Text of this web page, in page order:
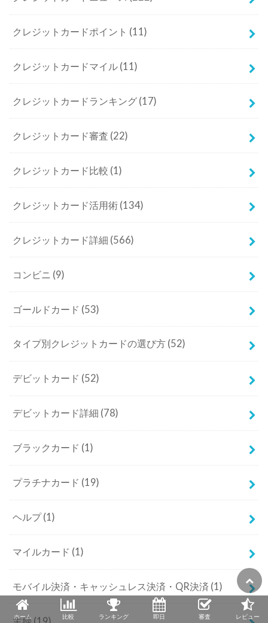
クレジットカードポイント (11)
クレジットカードマイル (11)
クレジットカードランキング (17)
クレジットカード審査 (22)
クレジットカード比較 (1)
クレジットカード活用術 (134)
クレジットカード詳細 (566)
コンビニ (9)
ゴールドカード (53)
タイプ別クレジットカードの選び方 (52)
デビットカード (52)
デビットカード詳細 (78)
ブラックカード (1)
プラチナカード (19)
ヘルプ(1)
マイルカード (1)
モバイル決済・キャッシュレス決済・QR決済 (1)
ホーム 比較 ランキング 即日 審査 レビュー